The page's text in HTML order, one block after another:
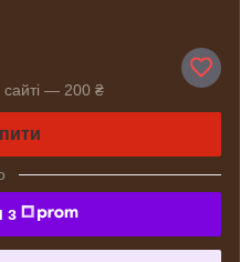
сайті — 200 ₴
з